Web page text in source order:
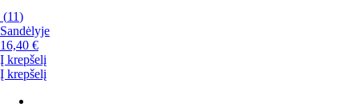
(11)
Sandėlyje
16,40 €
Į krepšelį
Į krepšelį